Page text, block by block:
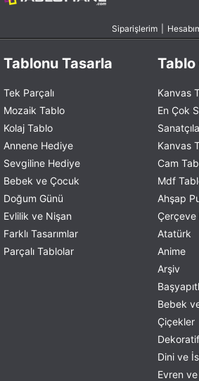
Siparişlerim
Tablonu Tasarla
Tek Parçalı
Mozaik Tablo
Kolaj Tablo
Annene Hediye
Sevgiline Hediye
Bebek ve Çocuk
Doğum Günü
Evlilik ve Nişan
Farklı Tasarımlar
Parçalı Tablolar
Tablo
Kanvas
En Çok
Kanvas
Cam
Mdf
Ahşap
Çerçeve
Atatürk
Anime
Arşiv
Bebek
Çiçekler
Dekoratif
Dini ve
Evren